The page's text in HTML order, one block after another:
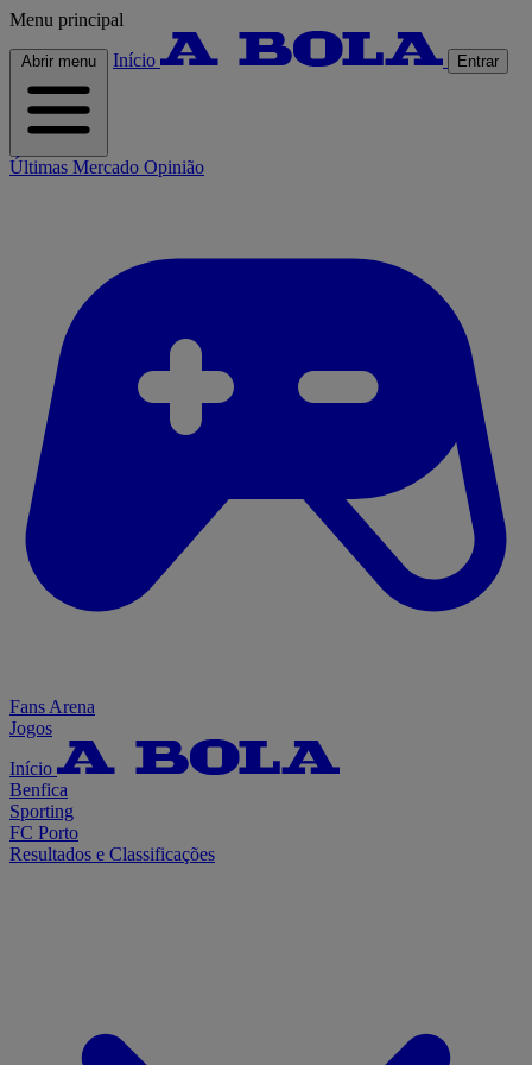
Menu principal
Abrir menu Início Entrar
Últimas Mercado Opinião
Fans Arena
Jogos
Início
Benfica
Sporting
FC Porto
Resultados e Classificações